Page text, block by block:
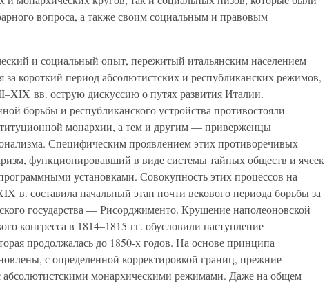
вопроса, а также своим социальным и правовым
и социальный опыт, пережитый итальянским населением
за короткий период абсолютистских и республиканских режимов,
вв. острую дискуссию о путях развития Италии.
борьбы и республиканского устройства противостояли
монархии, а тем и другим — приверженцы
Специфическим проявлением этих противоречивых
функционировавший в виде системы тайных обществ и ячеек
установками. Совокупность этих процессов на
в. составила начальный этап почти векового периода борьбы за
государства — Рисорджименто. Крушение наполеоновской
конгресса в 1814–1815 гг. обусловили наступление
продолжалась до 1850-х годов. На основе принципа
с определенной корректировкой границ, прежние
с абсолютистскими монархическими режимами. Даже на общем